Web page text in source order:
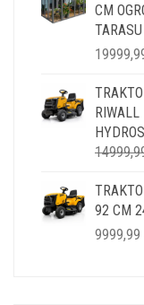
CM
TARASU
92 CM
9999,99